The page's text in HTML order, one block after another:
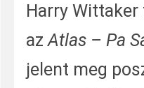
Harry
azAtlas – Pa
jelent meg